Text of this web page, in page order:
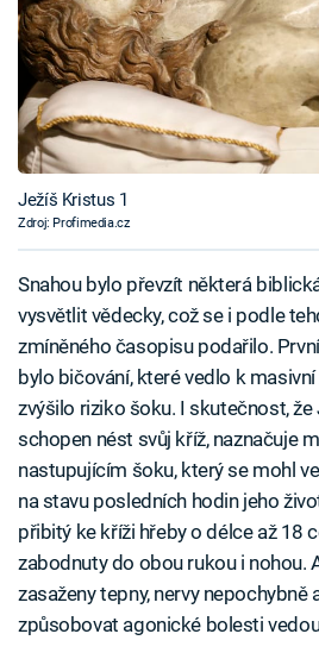
Ježíš Kristus 1
Zdroj: Profimedia.cz
Snahou bylo převzít některá
vysvětlit vědecky, což se i podle
zmíněného časopisu podařilo.
bylo bičování, které vedlo k
zvýšilo riziko šoku. I skutečnost, že
schopen nést svůj kříž, naznačuje
nastupujícím šoku, který se mohl
na stavu posledních hodin jeho
přibitý ke kříži hřeby o délce až 18
zabodnuty do obou rukou i nohou.
zasaženy tepny, nervy nepochybně
způsobovat agonické bolesti